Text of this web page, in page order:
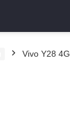
Vivo Y28 4G